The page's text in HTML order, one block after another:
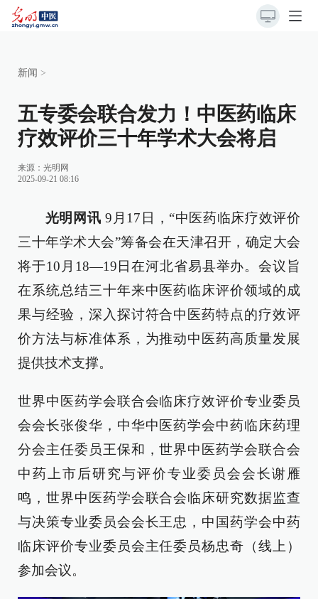
新闻 >
五专委会联合发力！中医药临床
疗效评价三十年学术大会将启
来源： 光明网
2025-09-21 08:16
光明网讯 9月17日，“中医药临床疗效评价
三十年学术大会”筹备会在天津召开，确定大会
将于10月18—19日在河北省易县举办。会议旨
在系统总结三十年来中医药临床评价领域的成
果与经验，深入探讨符合中医药特点的疗效评
价方法与标准体系，为推动中医药高质量发展
提供技术支撑。
世界中医药学会联合会临床疗效评价专业委员
会会长张俊华，中华中医药学会中药临床药理
分会主任委员王保和，世界中医药学会联合会
中药上市后研究与评价专业委员会会长谢雁
鸣，世界中医药学会联合会临床研究数据监查
与决策专业委员会会长王忠，中国药学会中药
临床评价专业委员会主任委员杨忠奇（线上）
参加会议。